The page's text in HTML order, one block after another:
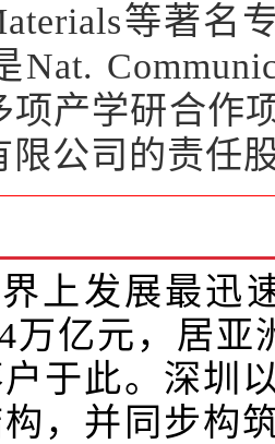
等著名
Nat.
项产学研合作
限公司的责任
上发展最迅
万亿元，居
于此。深圳
，并同步构